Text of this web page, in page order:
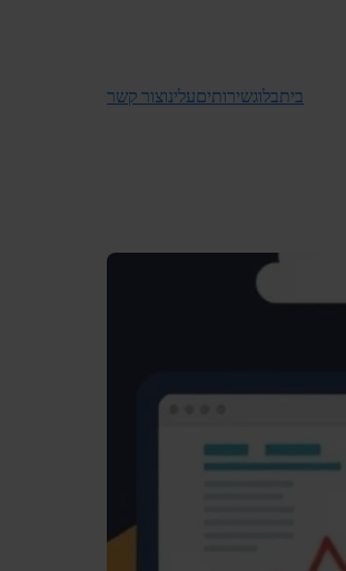
ביתבלוגשירותיםעלינוצור קשר